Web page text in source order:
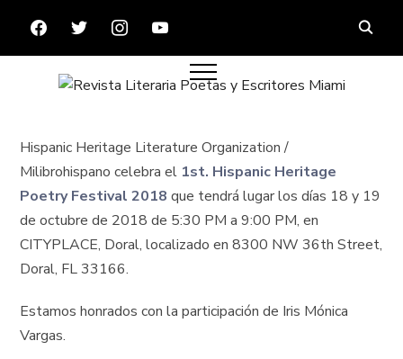
FACEBOOKTWITTERINSTAGRAMYOUTUBE
Hispanic Heritage Literature Organization /
Milibrohispano celebra el 1st. Hispanic Heritage
Poetry Festival 2018 que tendrá lugar los días 18 y 19
de octubre de 2018 de 5:30 PM a 9:00 PM, en
CITYPLACE, Doral, localizado en 8300 NW 36th Street,
Doral, FL 33166.
Estamos honrados con la participación de Iris Mónica
Vargas.